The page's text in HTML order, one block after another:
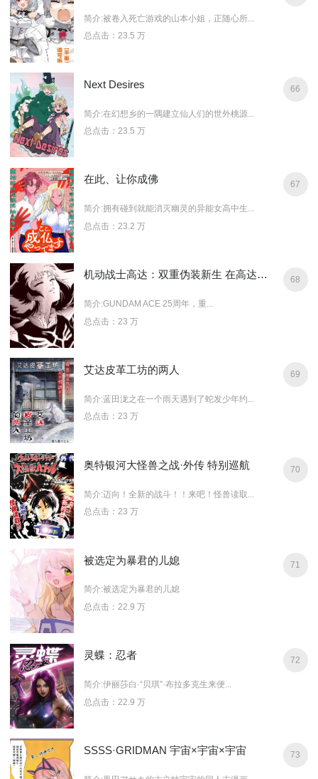
简介:被卷入死亡游戏的山本小姐，正随心所...
总点击：23.5 万
Next Desires
简介:在幻想乡的一隅建立仙人们的世外桃源...
总点击：23.5 万
66
在此、让你成佛
简介:拥有碰到就能消灭幽灵的异能女高中生...
总点击：23.2 万
67
机动战士高达：双重伪装新生 在高达之下
简介:GUNDAM ACE 25周年，重...
总点击：23 万
68
艾达皮革工坊的两人
简介:蓝田泷之在一个雨天遇到了蛇发少年约...
总点击：23 万
69
奥特银河大怪兽之战·外传 特别巡航
简介:迈向！全新的战斗！！来吧！怪兽读取...
总点击：23 万
70
被选定为暴君的儿媳
简介:被选定为暴君的儿媳
总点击：22.9 万
71
灵蝶：忍者
简介:伊丽莎白·“贝琪”·布拉多克生来便...
总点击：22.9 万
72
SSSS·GRIDMAN 宇宙×宇宙×宇宙 73